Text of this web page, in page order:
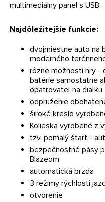
multimediálny panel s USB.
Najdôležitejšie funkcie:
dvojmiestne auto na
moderného
rôzne možnosti hry -
batérie samostatne
opatrovateľ na diaľku
odpruženie
široké kreslo
Kolieska vyrobené z
tzv. pomalý štart -
bezpečnostné pásy
Blazeom
automatická brzda
3 režimy rýchlosti
otvorenie